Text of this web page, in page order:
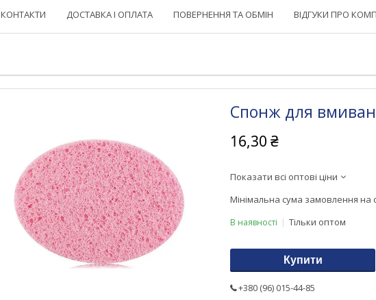
КОНТАКТИ ДОСТАВКА І ОПЛАТА ПОВЕРНЕННЯ ТА ОБМІН ВІДГУКИ ПРО
Спонж для
16,30 ₴
Показати всі оптові ціни
Мінімальна сума замовлення на
В наявності Тільки оптом
Купити
+380 (96) 015-44-85